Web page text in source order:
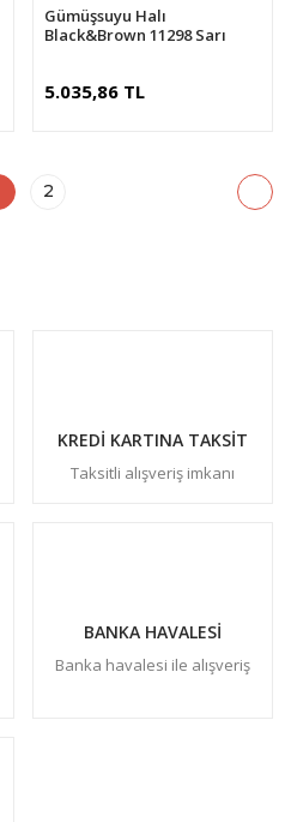
Gümüşsuyu Halı
Black&Brown 11298 Sarı
5.035,86 TL
2
KREDİ KARTINA TAKSİT
Taksitli alışveriş imkanı
BANKA HAVALESİ
Banka havalesi ile alışveriş